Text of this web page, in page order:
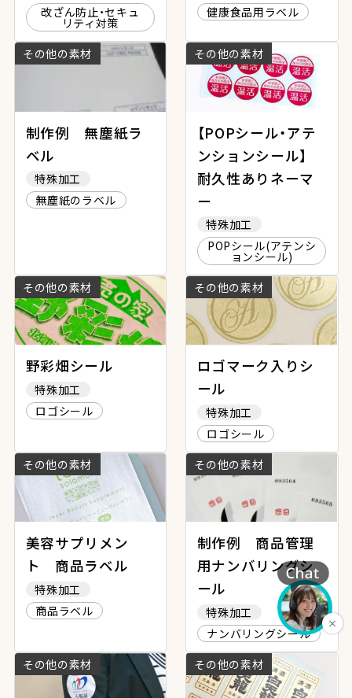
改ざん防止・セキュ
リティ対策
健康食品用ラベル
その他の素材
制作例 無塵紙ラ
ベル
特殊加工
無塵紙のラベル
その他の素材
【POPシール・アテ
ンションシール】
耐久性ありネーマ
ー
特殊加工
POPシール(アテンシ
ョンシール)
その他の素材
野彩畑シール
特殊加工
ロゴシール
その他の素材
ロゴマーク入りシ
ール
特殊加工
ロゴシール
その他の素材
美容サプリメン
ト 商品ラベル
特殊加工
商品ラベル
その他の素材
制作例 商品管理
用ナンバリングシ
ール
特殊加工
ナンバリングシール
その他の素材
その他の素材